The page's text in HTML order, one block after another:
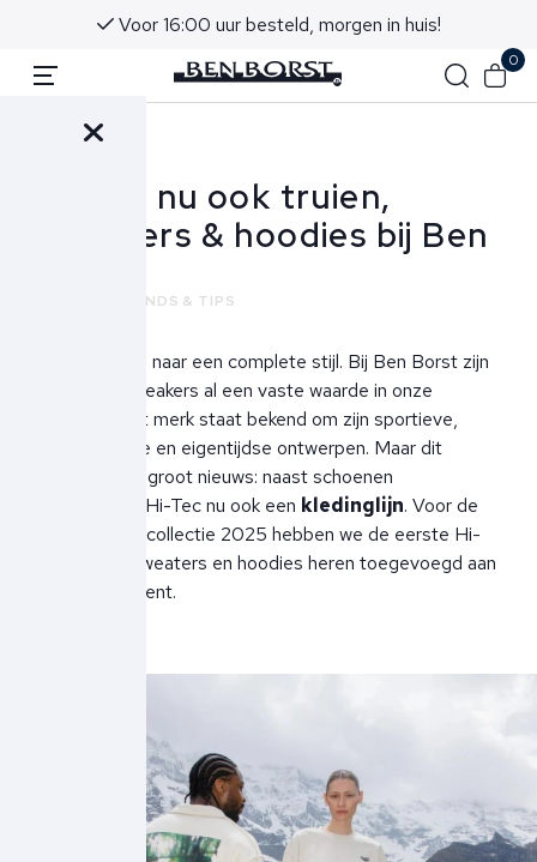
Voor 16:00 uur besteld, morgen in huis!
0
Hi-Tec nu ook truien,
sweaters & hoodies bij Ben
TRENDS & TIPS
Van sneakers naar een complete stijl. Bij Ben Borst zijn
de Hi-Tec sneakers al een vaste waarde in onze
collectie. Het merk staat bekend om zijn sportieve,
comfortabele en eigentijdse ontwerpen. Maar dit
seizoen is er groot nieuws: naast schoenen
introduceert Hi-Tec nu ook een kledinglijn. Voor de
herfst/wintercollectie 2025 hebben we de eerste Hi-
Tec truien, sweaters en hoodies heren toegevoegd aan
ons assortiment.